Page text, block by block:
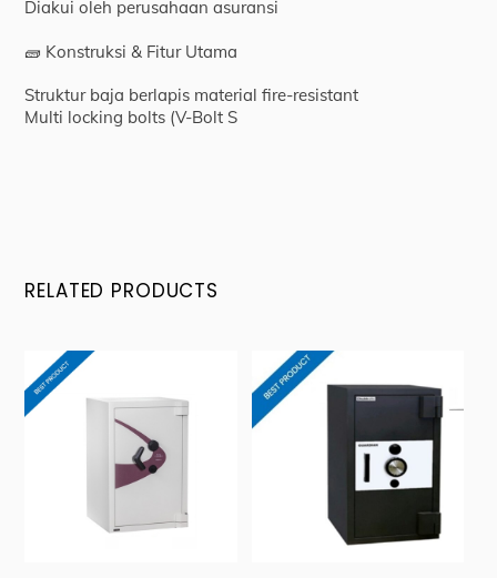
Diakui oleh perusahaan asuransi
🧱 Konstruksi & Fitur Utama
Struktur baja berlapis material fire-resistant
Multi locking bolts (V-Bolt S
RELATED PRODUCTS